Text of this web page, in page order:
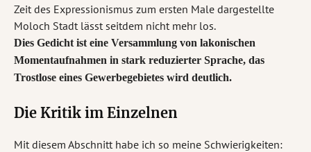
Zeit des Expressionismus zum ersten Male dargestellte
Moloch Stadt lässt seitdem nicht mehr los.
Dies Gedicht ist eine Versammlung von lakonischen
Momentaufnahmen in stark reduzierter Sprache, das
Trostlose eines Gewerbegebietes wird deutlich.
Die Kritik im Einzelnen
Mit diesem Abschnitt habe ich so meine Schwierigkeiten: